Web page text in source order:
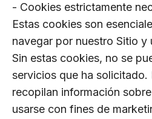
- Cookies estrictamente
Estas cookies son
navegar por nuestro Sitio y
Sin estas cookies, no se
servicios que ha solicitado.
recopilan información
usarse con fines de